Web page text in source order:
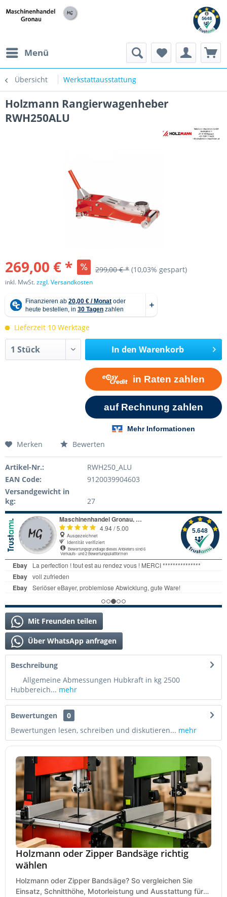
Menü
Übersicht Werkstattausstattung
Holzmann Rangierwagenheber
RWH250ALU
269,00 € * 299,00 € * (10,03% gespart)
inkl. MwSt.zzgl. Versandkosten
Lieferzeit 10 Werktage
In den Warenkorb
Merken Bewerten
Artikel-Nr.:
RWH250_ALU
EAN Code:
9120039904603
Versandgewicht in
kg:
27
Mit Freunden teilen
Über WhatsApp anfragen
Beschreibung
Allgemeine Abmessungen Hubkraft in kg 2500
Hubbereich... mehr
Bewertungen
0
Bewertungen lesen, schreiben und diskutieren... mehr
Holzmann oder Zipper Bandsäge richtig
wählen
Holzmann oder Zipper Bandsäge? So vergleichen Sie
Einsatz, Schnitthöhe, Motorleistung und Ausstattung für